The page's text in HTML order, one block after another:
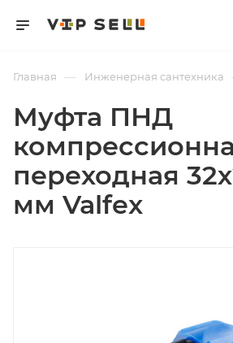
Главная — Инженерная сантехника
Муфта ПНД
переходная
мм Valfex